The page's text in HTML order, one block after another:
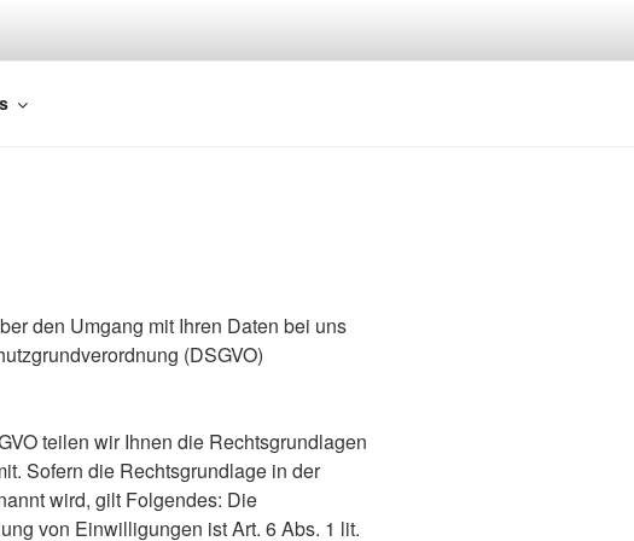
den Umgang mit Ihren Daten bei uns
(DSGVO)
teilen wir Ihnen die Rechtsgrundlagen
Sofern die Rechtsgrundlage in der
wird, gilt Folgendes: Die
von Einwilligungen ist Art. 6 Abs. 1 lit.